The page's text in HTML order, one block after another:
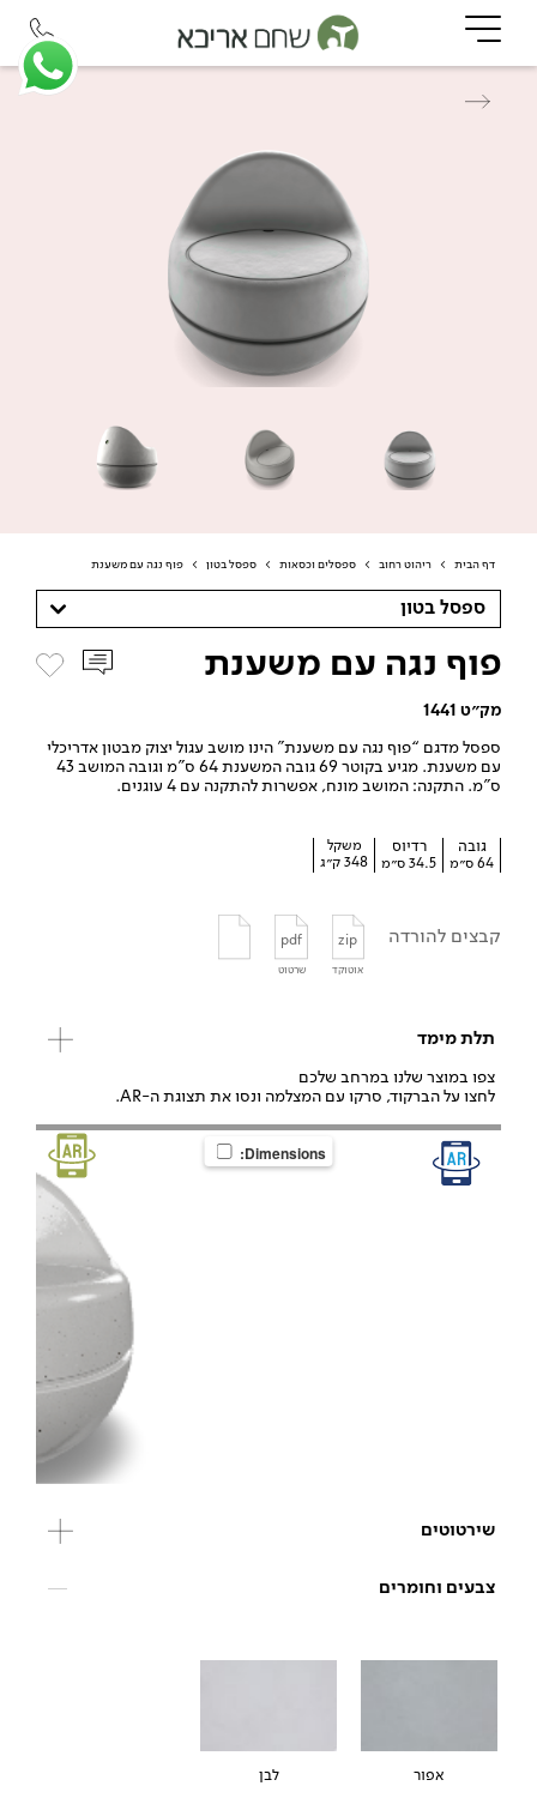
דף הבית > ריהוט רחוב > ספסלים וכסאות > ספסל בטון > פוף נגה עם משענת
ספסל בטון
פוף נגה עם משענת
מק״ט 1441
ספסל מדגם “פוף נגה עם משענת” הינו מושב עגול יצוק מבטון אדריכלי
עם משענת. מגיע בקוטר 69 גובה המשענת 64 ס”מ וגובה המושב 43
ס”מ. התקנה: המושב מונח, אפשרות להתקנה עם 4 עוגנים.
גובה
64 ס״מ
רדיוס
34.5 ס״מ
משקל
348 ק״ג
קבצים להורדה zip
אוטוקד
pdf
שרטוט
תלת מימד
צפו במוצר שלנו במרחב שלכם
לחצו על הברקוד, סרקו עם המצלמה ונסו את תצוגת ה-AR.
Dimensions:
שירטוטים
צבעים וחומרים
אפור לבן